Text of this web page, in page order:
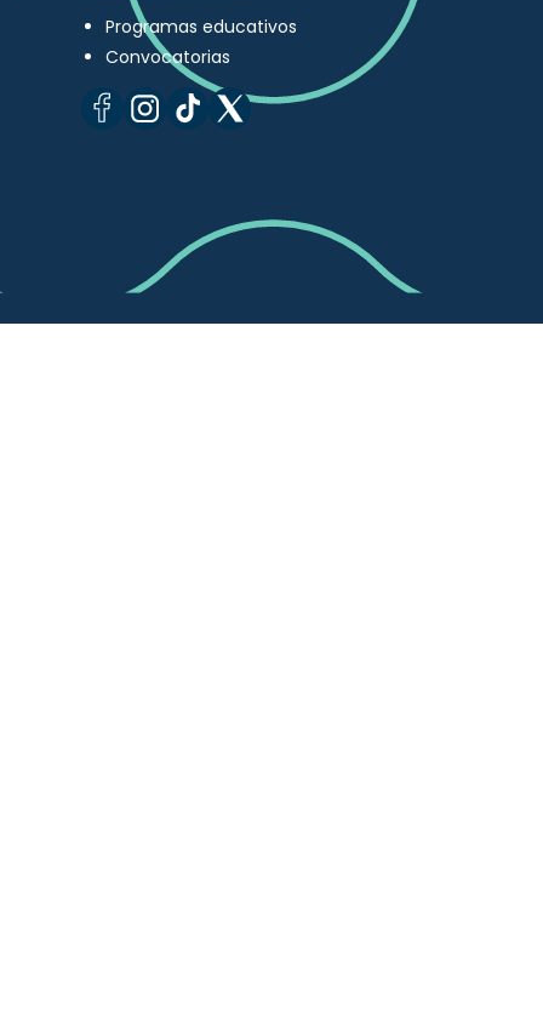
Programas educativos
Convocatorias